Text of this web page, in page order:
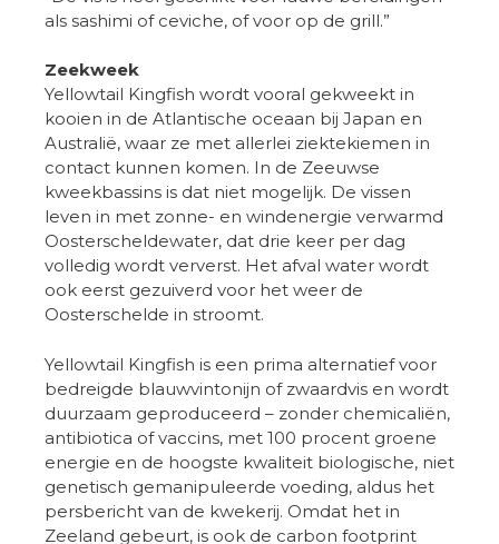
als sashimi of ceviche, of voor op de grill.”
Zeekweek
Yellowtail Kingfish wordt vooral gekweekt in
kooien in de Atlantische oceaan bij Japan en
Australië, waar ze met allerlei ziektekiemen in
contact kunnen komen. In de Zeeuwse
kweekbassins is dat niet mogelijk. De vissen
leven in met zonne- en windenergie verwarmd
Oosterscheldewater, dat drie keer per dag
volledig wordt ververst. Het afval water wordt
ook eerst gezuiverd voor het weer de
Oosterschelde in stroomt.
Yellowtail Kingfish is een prima alternatief voor
bedreigde blauwvintonijn of zwaardvis en wordt
duurzaam geproduceerd – zonder chemicaliën,
antibiotica of vaccins, met 100 procent groene
energie en de hoogste kwaliteit biologische, niet
genetisch gemanipuleerde voeding, aldus het
persbericht van de kwekerij. Omdat het in
Zeeland gebeurt, is ook de carbon footprint